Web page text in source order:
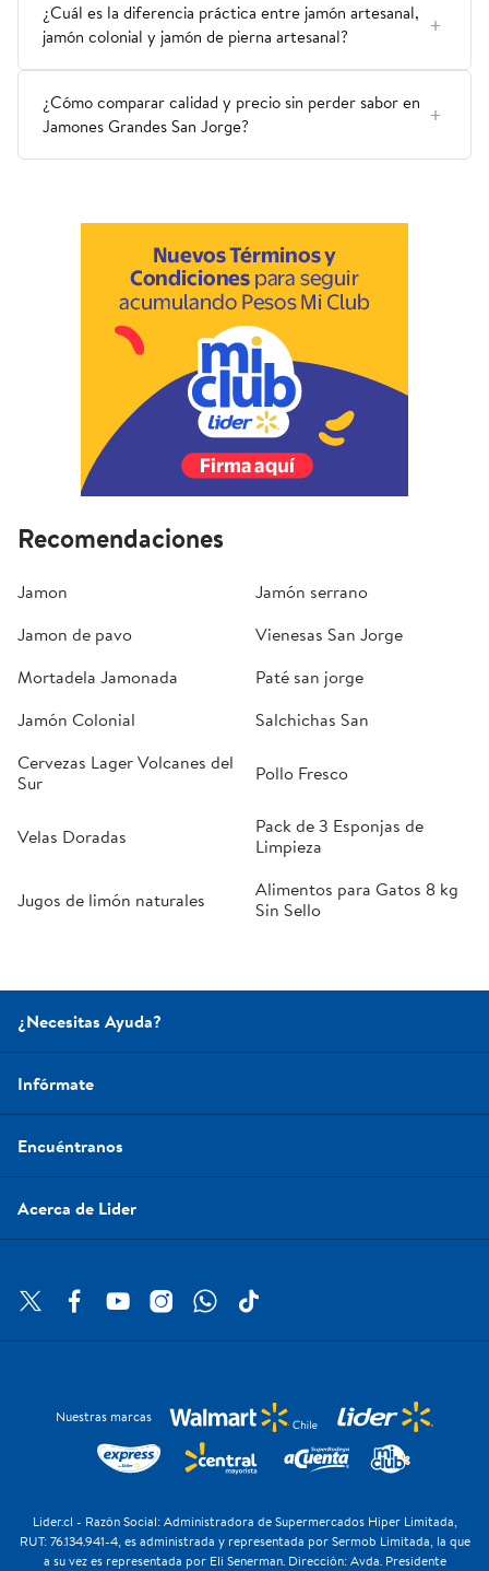
¿Cuál es la diferencia práctica entre jamón artesanal,
jamón colonial y jamón de pierna artesanal?
¿Cómo comparar calidad y precio sin perder sabor en
Jamones Grandes San Jorge?
Recomendaciones
Jamon
Jamón serrano
Jamon de pavo
Vienesas San Jorge
Mortadela Jamonada
Paté san jorge
Jamón Colonial
Salchichas San
Cervezas Lager Volcanes del
Sur
Pollo Fresco
Velas Doradas
Pack de 3 Esponjas de
Limpieza
Jugos de limón naturales
Alimentos para Gatos 8 kg
Sin Sello
¿Necesitas Ayuda?
Infórmate
Encuéntranos
Acerca de Lider
Nuestras marcas
Lider.cl - Razón Social: Administradora de Supermercados Hiper Limitada,
RUT: 76.134.941-4, es administrada y representada por Sermob Limitada, la que
a su vez es representada por Eli Senerman. Dirección: Avda. Presidente